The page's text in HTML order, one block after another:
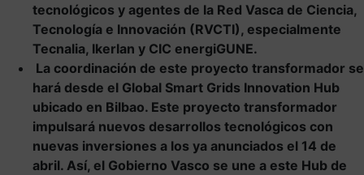
tecnológicos y agentes de la Red Vasca de Ciencia,
Tecnología e Innovación (RVCTI), especialmente
Tecnalia, Ikerlan y CIC energiGUNE.
La coordinación de este proyecto transformador se
hará desde el Global Smart Grids Innovation Hub
ubicado en Bilbao. Este proyecto transformador
impulsará nuevos desarrollos tecnológicos con
nuevas inversiones a los ya anunciados el 14 de
abril. Así, el Gobierno Vasco se une a este Hub de